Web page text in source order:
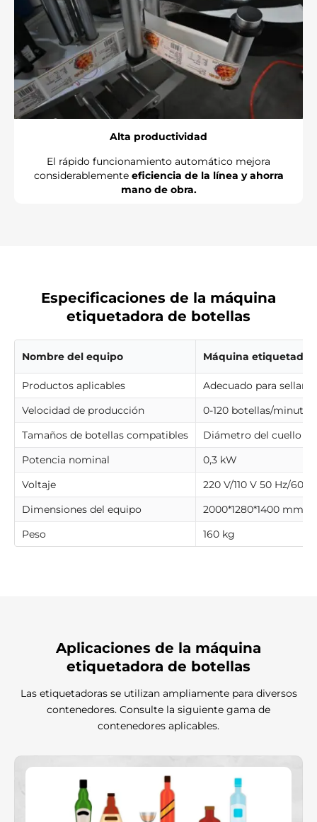
Alta productividad
El rápido funcionamiento automático mejora
considerablemente eficiencia de la línea y ahorra
mano de obra.
Especificaciones de la máquina
etiquetadora de botellas
Nombre del equipo Máquina
Productos aplicables
Adecuado para sellar
Velocidad de producción
0-120 botellas/minuto
Tamaños de botellas compatibles
Diámetro del cuello
Potencia nominal
0,3 kW
Voltaje
220 V/110 V 50 Hz/60
Dimensiones del equipo
2000*1280*1400 mm
Peso
160 kg
Aplicaciones de la máquina
etiquetadora de botellas
Las etiquetadoras se utilizan ampliamente para diversos
contenedores. Consulte la siguiente gama de
contenedores aplicables.